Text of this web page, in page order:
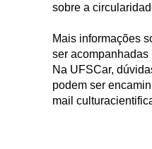
sobre a
Mais informações
ser acompanhadas
Na UFSCar,
podem ser
mail